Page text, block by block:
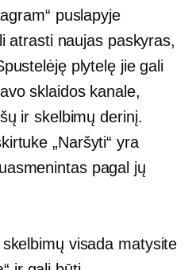
puslapyje
atrasti naujas paskyras,
plytelę jie gali
sklaidos kanale,
ir skelbimų derinį.
„Naršyti“ yra
pagal jų
visada matysite